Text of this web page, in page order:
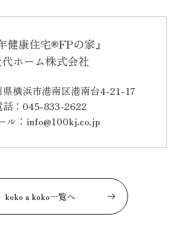
健康住宅®FPの家』
ホーム株式会社
横浜市港南区港南台4-21-17
話：045-833-2622
ル：info@100kj.co.jp
koko a koko一覧へ